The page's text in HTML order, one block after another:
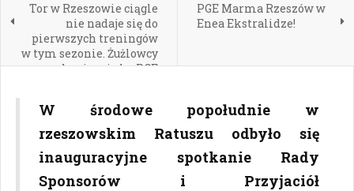
Tor w Rzeszowie ciągle
nie nadaje się do
pierwszych treningów
w tym sezonie. Żużlowcy
beniaminka PGE
PGE Marma Rzeszów w
Enea Ekstralidze!
W środowe popołudnie w
rzeszowskim Ratuszu odbyło się
inauguracyjne spotkanie Rady
Sponsorów i Przyjaciół